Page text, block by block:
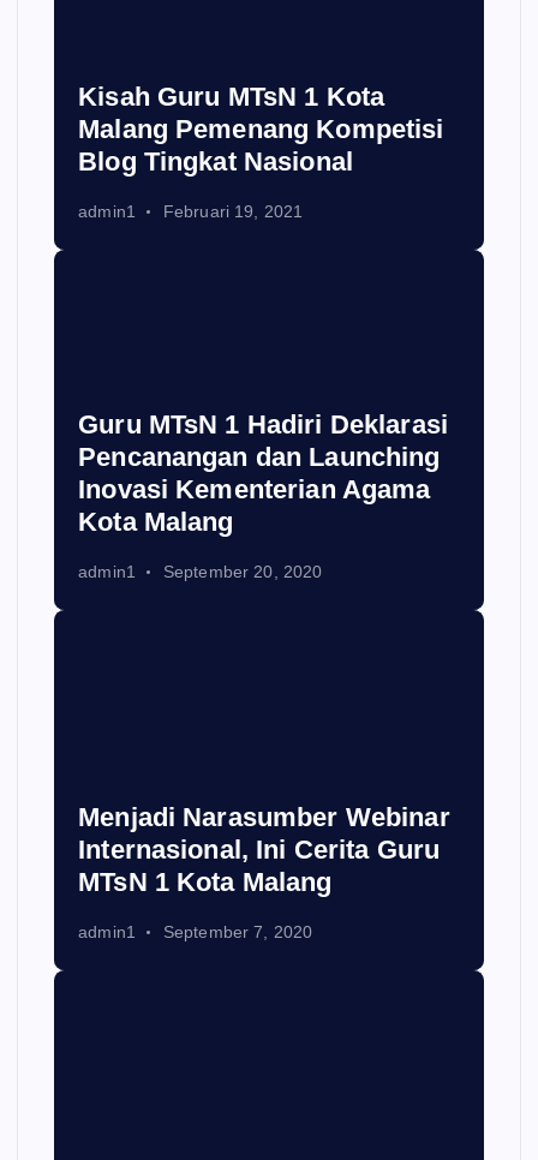
Kisah Guru MTsN 1 Kota
Malang Pemenang Kompetisi
Blog Tingkat Nasional
admin1 Februari 19, 2021
Guru MTsN 1 Hadiri Deklarasi
Pencanangan dan Launching
Inovasi Kementerian Agama
Kota Malang
admin1 September 20, 2020
Menjadi Narasumber Webinar
Internasional, Ini Cerita Guru
MTsN 1 Kota Malang
admin1 September 7, 2020